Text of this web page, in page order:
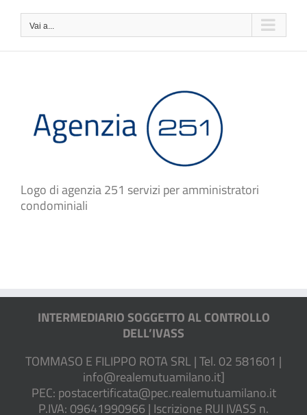
Vai a...
Logo di agenzia 251 servizi per amministratori
condominiali
INTERMEDIARIO SOGGETTO AL CONTROLLO
DELL’IVASS
TOMMASO E FILIPPO ROTA SRL | Tel. 02 581601 |
info@realemutuamilano.it]
PEC: postacertificata@pec.realemutuamilano.it
P.IVA: 09641990966 | Iscrizione RUI IVASS n.